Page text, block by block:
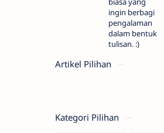
ingin berbagi
pengalaman
dalam bentuk
tulisan. :)
Artikel Pilihan
Kategori Pilihan